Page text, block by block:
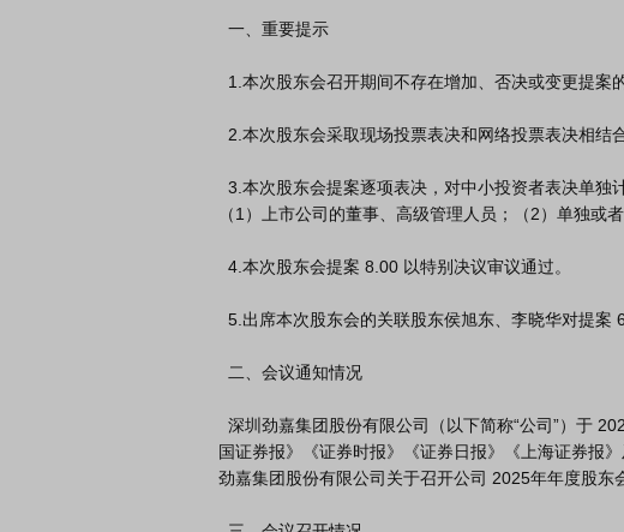
（1）上市公司的董事、高级管理人员；（2）单独或
国证券报》《证券时报》《证券日报》《上海证券报
劲嘉集团股份有限公司关于召开公司 2025年年度股东